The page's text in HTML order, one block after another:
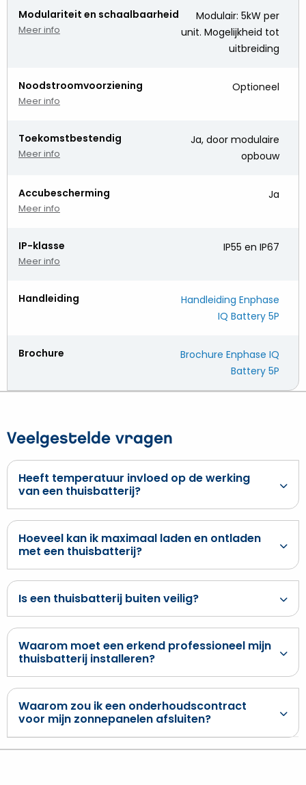
Modulariteit en schaalbaarheid
Meer info
Modulair: 5kW per
unit. Mogelijkheid tot
uitbreiding
Noodstroomvoorziening
Meer info
Optioneel
Toekomstbestendig
Meer info
Ja, door modulaire
opbouw
Accubescherming
Meer info
Ja
IP-klasse
Meer info
IP55 en IP67
Handleiding
Handleiding Enphase
IQ Battery 5P
Brochure
Brochure Enphase IQ
Battery 5P
Veelgestelde vragen
Heeft temperatuur invloed op de werking
van een thuisbatterij?
Hoeveel kan ik maximaal laden en ontladen
met een thuisbatterij?
Is een thuisbatterij buiten veilig?
Waarom moet een erkend professioneel mijn
thuisbatterij installeren?
Waarom zou ik een onderhoudscontract
voor mijn zonnepanelen afsluiten?